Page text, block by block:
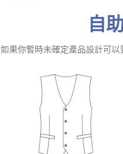
自
如果你暫時未確定產品設計可